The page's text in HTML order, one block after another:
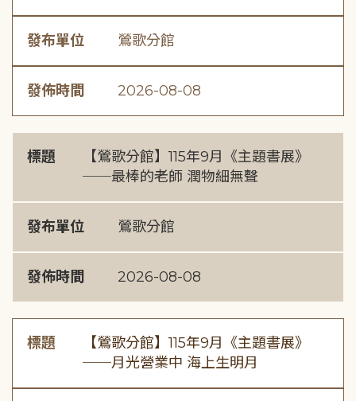
發布單位 鶯歌分館
發佈時間 2026-08-08
標題
【鶯歌分館】115年9月《主題書展》
──最棒的老師 潤物細無聲
發布單位 鶯歌分館
發佈時間 2026-08-08
標題
【鶯歌分館】115年9月《主題書展》
──月光營業中 海上生明月